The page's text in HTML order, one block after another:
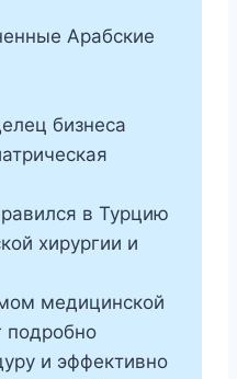
Арабские
бизнеса
в Турцию
хирургии и
медицинской
подробно
и эффективно